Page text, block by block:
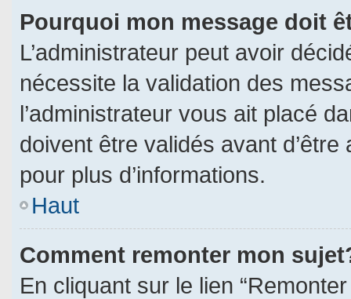
Pourquoi mon message doit
L’administrateur peut avoir
nécessite la validation des
l’administrateur vous ait placé
doivent être validés avant
pour plus d’informations.
Haut
Comment remonter mon
En cliquant sur le lien